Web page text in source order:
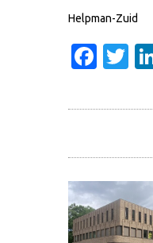
Helpman-Zuid